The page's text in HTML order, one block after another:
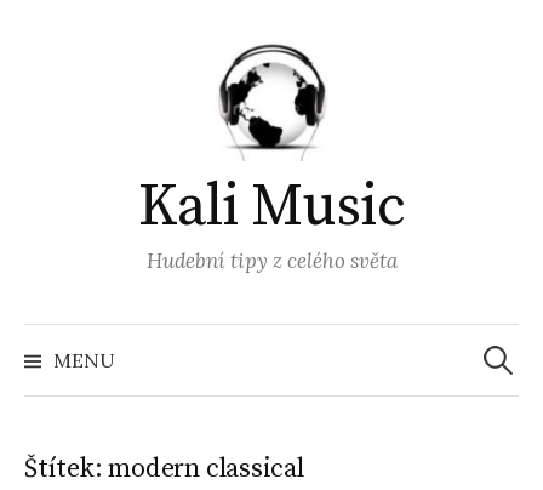
Kali Music
Hudební tipy z celého světa
MENU
Štítek:modern classical